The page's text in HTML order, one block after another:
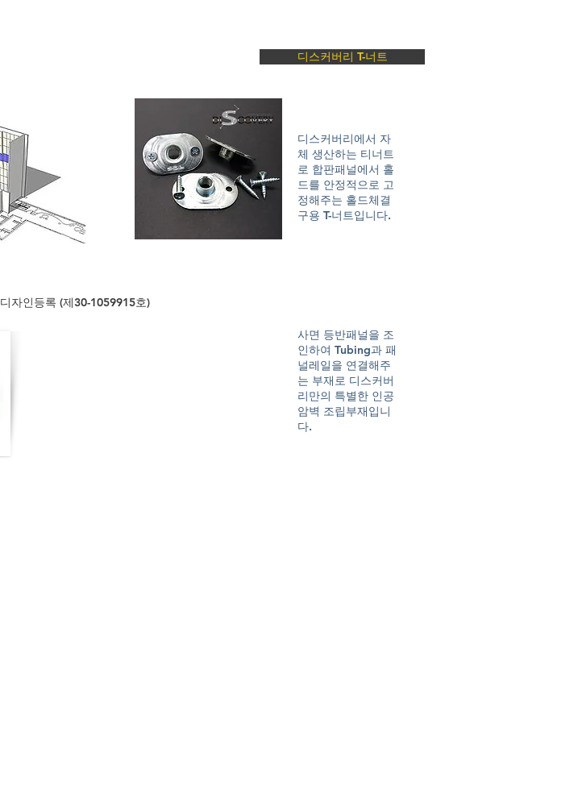
디스커버리 T-너트
디자인등록 (제30-1059915호)
디스커버리에서 자
체 생산하는 티너트
로 합판패널에서 홀
드를 안정적으로 고
정해주는 홀드체결
구용 T-너트입니다.
사면 등반패널을 조
인하여 Tubing과 패
널레일을 연결해주
는 부재로 디스커버
리만의 특별한 인공
암벽 조립부재입니
다.